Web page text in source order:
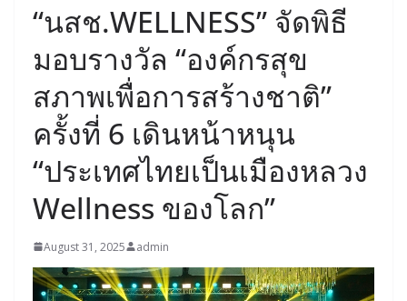
“นสช.WELLNESS” จัดพิธี
มอบรางวัล “องค์กรสุข
สภาพเพื่อการสร้างชาติ”
ครั้งที่ 6 เดินหน้าหนุน
“ประเทศไทยเป็นเมืองหลวง
Wellness ของโลก”
August 31, 2025 admin